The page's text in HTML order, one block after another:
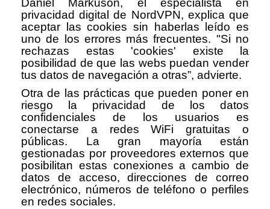
privacidad digital de NordVPN, explica que
aceptar las cookies sin haberlas leído es
uno de los errores más frecuentes. "Si no
rechazas estas 'cookies' existe la
posibilidad de que las webs puedan vender
tus datos de navegación a otras”, advierte.
Otra de las prácticas que pueden poner en
riesgo la privacidad de los datos
confidenciales de los usuarios es
conectarse a redes WiFi gratuitas o
públicas. La gran mayoría están
gestionadas por proveedores externos que
posibilitan estas conexiones a cambio de
datos de acceso, direcciones de correo
electrónico, números de teléfono o perfiles
en redes sociales.